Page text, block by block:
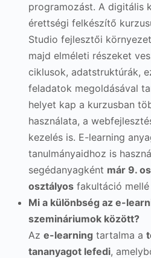
programozást. A digitális
érettségi felkészítő
Studio fejlesztői
majd elméleti részeket
ciklusok, adatstruktúrák,
feladatok megoldásával
helyet kap a kurzusban
használata, a
kezelés is. E-learning
tanulmányaidhoz is
segédanyagként már 9.
osztályos fakultáció
Mi a különbség az e-
szemináriumok között?
Az e-learning tartalma a
tananyagot lefedi,